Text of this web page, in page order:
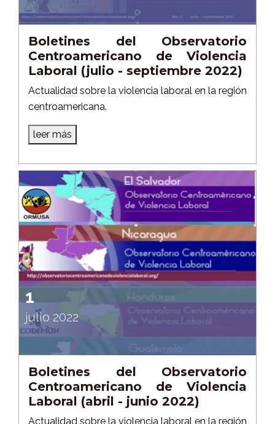
Boletines del Observatorio
Centroamericano de Violencia
Laboral (julio - septiembre 2022)
Actualidad sobre la violencia laboral en la región
centroamericana.
leer más
1
julio 2022
Boletines del Observatorio
Centroamericano de Violencia
Laboral (abril - junio 2022)
Actualidad sobre la violencia laboral en la región